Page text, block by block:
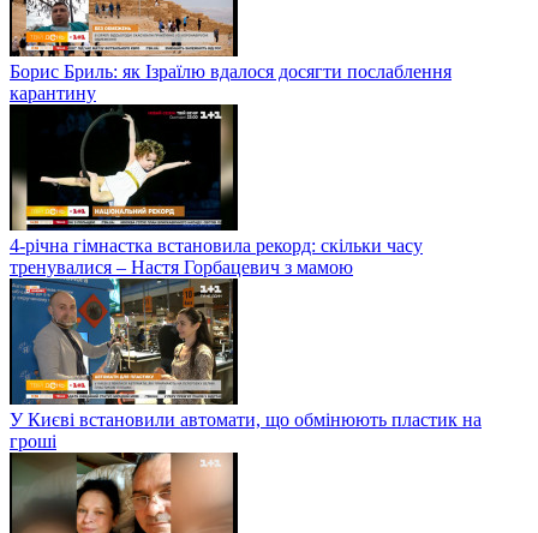
Борис Бриль: як Ізраїлю вдалося досягти послаблення
карантину
4-річна гімнастка встановила рекорд: скільки часу
тренувалися – Настя Горбацевич з мамою
У Києві встановили автомати, що обмінюють пластик на
гроші